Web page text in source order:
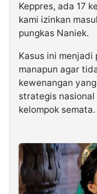
Keppres, ada 17
kami izinkan
pungkas Naniek.
Kasus ini
manapun agar
kewenangan
strategis
kelompok semata.